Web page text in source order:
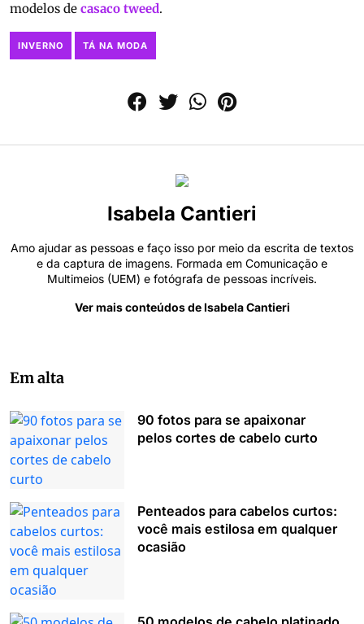
modelos de casaco tweed.
INVERNO TÁ NA MODA
Isabela Cantieri
Amo ajudar as pessoas e faço isso por meio da escrita de textos
e da captura de imagens. Formada em Comunicação e
Multimeios (UEM) e fotógrafa de pessoas incríveis.
Ver mais conteúdos de Isabela Cantieri
Em alta
90 fotos para se apaixonar
pelos cortes de cabelo curto
Penteados para cabelos curtos:
você mais estilosa em qualquer
ocasião